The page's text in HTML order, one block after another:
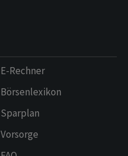
E-Rechner
Börsenlexikon
Sparplan
Vorsorge